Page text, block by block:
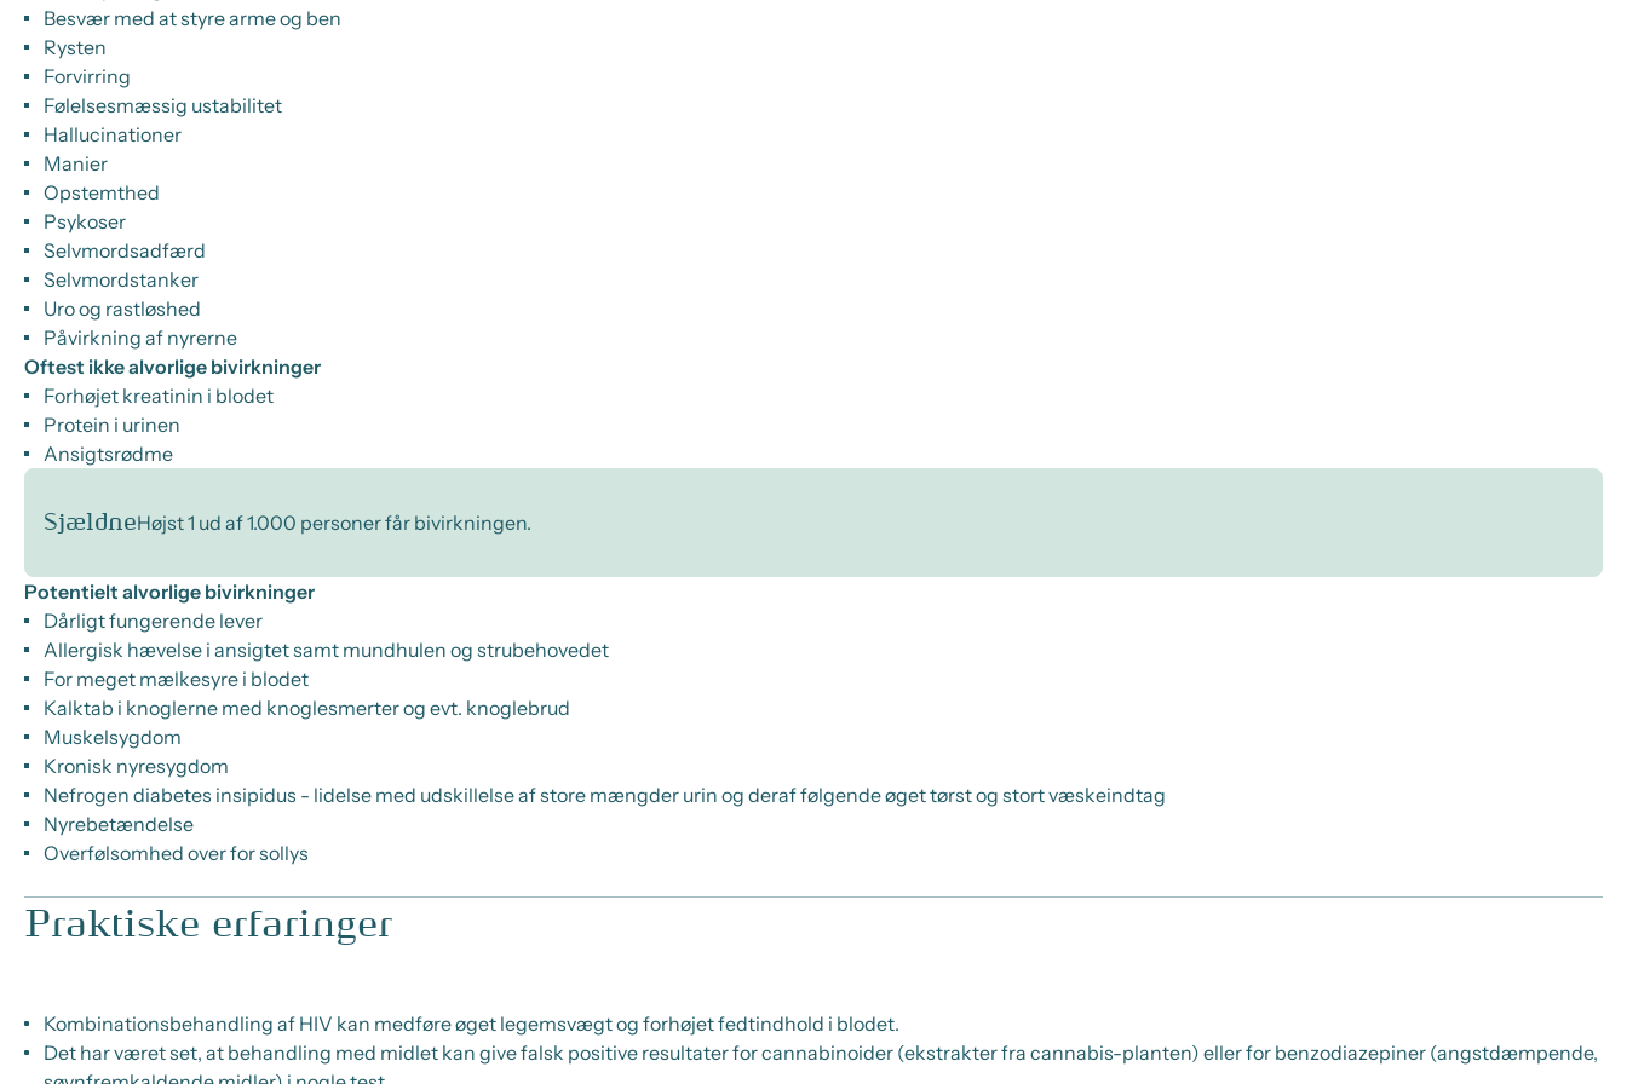
Besvær med at styre arme og ben
Rysten
Forvirring
Følelsesmæssig ustabilitet
Hallucinationer
Manier
Opstemthed
Psykoser
Selvmordsadfærd
Selvmordstanker
Uro og rastløshed
Påvirkning af nyrerne
Oftest ikke alvorlige bivirkninger
Forhøjet kreatinin i blodet
Protein i urinen
Ansigtsrødme
SjældneHøjst 1 ud af 1.000 personer får bivirkningen.
Potentielt alvorlige bivirkninger
Dårligt fungerende lever
Allergisk hævelse i ansigtet samt mundhulen og strubehovedet
For meget mælkesyre i blodet
Kalktab i knoglerne med knoglesmerter og evt. knoglebrud
Muskelsygdom
Kronisk nyresygdom
Nefrogen diabetes insipidus - lidelse med udskillelse af store mængder urin og deraf følgende øget tørst og stort væskeindtag
Nyrebetændelse
Overfølsomhed over for sollys
Praktiske erfaringer
Kombinationsbehandling af HIV kan medføre øget legemsvægt og forhøjet fedtindhold i blodet.
Det har været set, at behandling med midlet kan give falsk positive resultater for cannabinoider (ekstrakter fra cannabis-planten) eller for benzodiazepiner (angstdæmpende,